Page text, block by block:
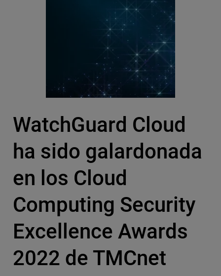
WatchGuard Cloud
ha sido galardonada
en los Cloud
Computing Security
Excellence Awards
2022 de TMCnet